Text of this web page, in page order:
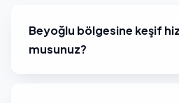
Beyoğlu bölgesine keşif
musunuz?